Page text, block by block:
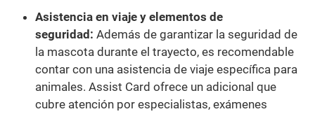
Asistencia en viaje y elementos de
seguridad: Además de garantizar la seguridad de
la mascota durante el trayecto, es recomendable
contar con una asistencia de viaje específica para
animales. Assist Card ofrece un adicional que
cubre atención por especialistas, exámenes